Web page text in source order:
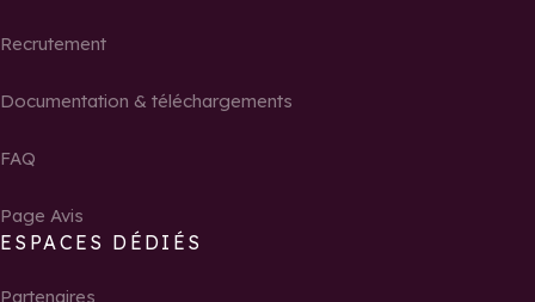
Recrutement
Documentation & téléchargements
FAQ
Page Avis
ESPACES DÉDIÉS
Partenaires